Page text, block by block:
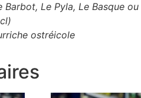
Barbot, Le Pyla, Le Basque
ostréicole